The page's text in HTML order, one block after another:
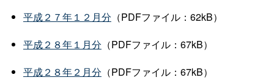
平成２７年１２月分 （PDFファイル：62kB）
平成２８年１月分 （PDFファイル：67kB）
平成２８年２月分 （PDFファイル：67kB）